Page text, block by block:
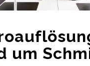
um